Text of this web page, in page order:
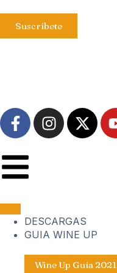
Suscríbete
DESCARGAS
GUIA WINE UP
Wine Up Guía 2021